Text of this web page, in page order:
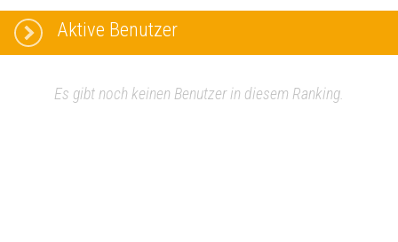
Aktive Benutzer
Es gibt noch keinen Benutzer in diesem Ranking.